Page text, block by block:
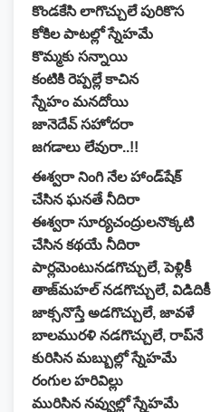
కొండకేసి లాగొచ్చులే పురికొస
కోకిల పాటల్లో స్నేహమే
కొమ్మకు సన్నాయి
కంటికి రెప్పల్లే కాచిన
స్నేహం మనదోయి
జానెదేవ్ సహోదరా
జగడాలు లేవురా..!!
ఈశ్వరా నింగి నేల హాండ్‌షేక్
చేసిన ఘనతే నీదిరా
ఈశ్వరా సూర్యచంద్రులనొక్కటి
చేసిన కథయే నీదిరా
పార్లమెంటునడగొచ్చులే, పెళ్లికీ
తాజ్‌మహల్‌ నడగొచ్చులే, విడిదికీ
జాక్సనొస్తే అడగొచ్చులే, జావళే
బాలమురళి నడగొచ్చులే, రాప్‌నే
కురిసిన మబ్బుల్లో స్నేహమే
రంగుల హరివిల్లు
మురిసిన నవ్వుల్లో స్నేహమే